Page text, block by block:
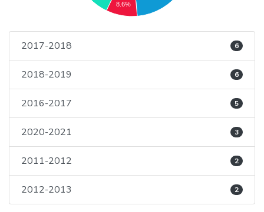
8.6%
2017-2018 6
2018-2019 6
2016-2017 5
2020-2021 3
2011-2012 2
2012-2013 2